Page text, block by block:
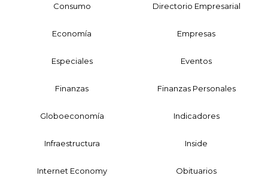
Consumo Directorio Empresarial
Economía Empresas
Especiales Eventos
Finanzas Finanzas Personales
Globoeconomía Indicadores
Infraestructura Inside
Internet Economy Obituarios